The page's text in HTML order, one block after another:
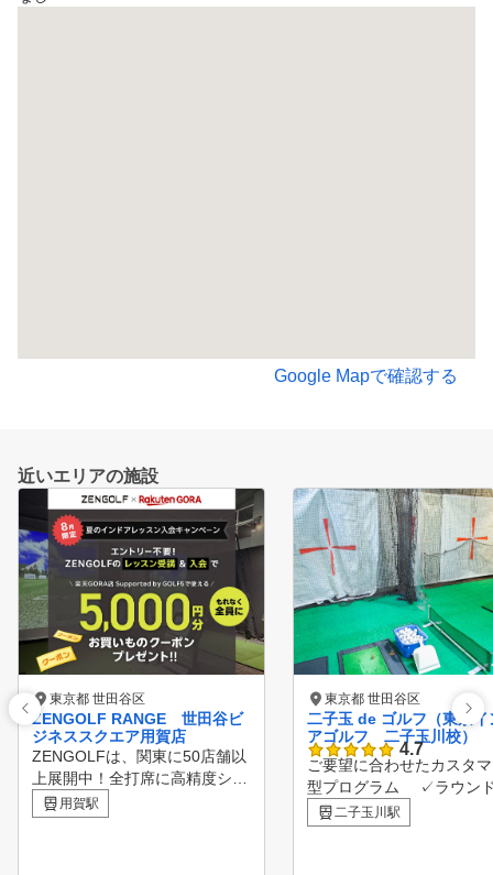
Google Mapで確認する
近いエリアの施設
東京都 世田谷区
ZENGOLF RANGE 世田谷ビ
ジネススクエア用賀店
ZENGOLFは、関東に50店舗以
上展開中！全打席に高精度シミ
ュレーターを完備したレッスン
受け放題・レンジ使い放題の定
用賀駅
東京都 世田谷区
二子玉 de ゴルフ（東京イ
アゴルフ 二子玉川校）
4.7
ご要望に合わせたカスタ
型プログラム ✓ラウン
ビューを目指す初心者
✓ワンランクアップした
二子玉川駅